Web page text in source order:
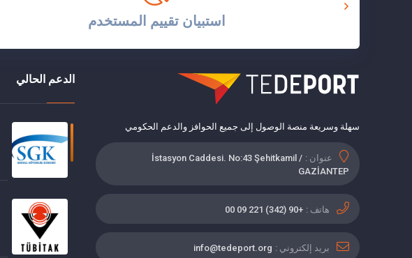
استبيان تقييم المستخدم
سهلة وسريعة منصة الوصول إلى جميع الحوافز والدعم الحكومي
عنوان : İstasyon Caddesi. No:43 Şehitkamil /
GAZİANTEP
هاتف : +90 (342) 221 09 00
بريد إلكتروني : info@tedeport.org
الدعم الحالي